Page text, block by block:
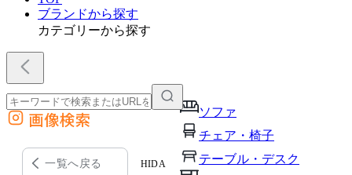
ブランドから探す
カテゴリーから探す
ソファ
チェア・椅子
テーブル・デスク
外部サイトの商品をカートに追加
他のサイトで見つけた商品ページのURLを貼り付けて、カートに追加できます
画像検索
一覧へ戻る HIDA